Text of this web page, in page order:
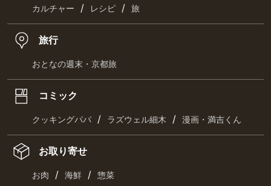
カルチャー / レシピ / 旅
旅行
おとなの週末・京都旅
コミック
クッキングパパ / ラズウェル細木 / 漫画・満吉くん
お取り寄せ
お肉 / 海鮮 / 惣菜